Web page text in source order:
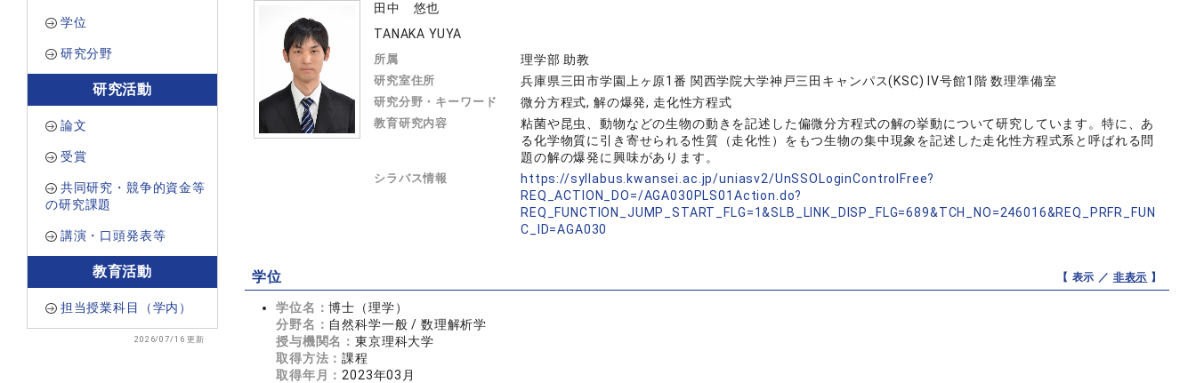
学位
研究分野
研究活動
論文
受賞
共同研究・競争的資金等
の研究課題
講演・口頭発表等
教育活動
担当授業科目（学内）
2026/07/16 更新
田中 悠也
TANAKA YUYA
所属 理学部 助教
研究室住所 兵庫県三田市学園上ヶ原1番 関西学院大学神戸三田キャンパス(KSC) IV号館1階 数理準備室
研究分野・キーワード 微分方程式, 解の爆発, 走化性方程式
教育研究内容
粘菌や昆虫、動物などの生物の動きを記述した偏微分方程式の解の挙動について研究しています。特に、あ
る化学物質に引き寄せられる性質（走化性）をもつ生物の集中現象を記述した走化性方程式系と呼ばれる問
題の解の爆発に興味があります。
シラバス情報
https://syllabus.kwansei.ac.jp/uniasv2/UnSSOLoginControlFree?
REQ_ACTION_DO=/AGA030PLS01Action.do?
REQ_FUNCTION_JUMP_START_FLG=1&SLB_LINK_DISP_FLG=689&TCH_NO=246016&REQ_PRFR_FUN
C_ID=AGA030
学位 【 表示 ／ 非表示 】
学位名：博士（理学）
分野名： 自然科学一般 / 数理解析学
授与機関名：東京理科大学
取得方法：課程
取得年月： 2023年03月